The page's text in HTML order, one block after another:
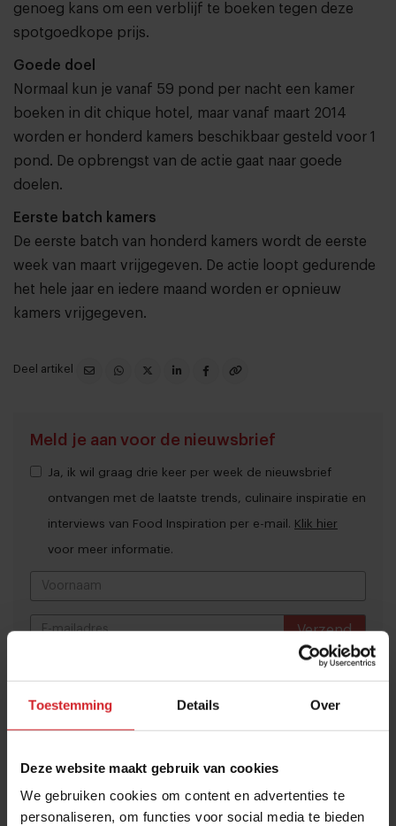
Toestemming Details Over
Deze website maakt gebruik van cookies
We gebruiken cookies om content en advertenties te
personaliseren, om functies voor social media te bieden
genoeg kans om een verblijf te boeken tegen deze
spotgoedkope prijs.
Goede doel
Normaal kun je vanaf 59 pond per nacht een kamer
boeken in dit chique hotel, maar vanaf maart 2014
worden er honderd kamers beschikbaar gesteld voor 1
pond. De opbrengst van de actie gaat naar goede
doelen.
Eerste batch kamers
De eerste batch van honderd kamers wordt de eerste
week van maart vrijgegeven. De actie loopt gedurende
het hele jaar en iedere maand worden er opnieuw
kamers vrijgegeven.
Deel artikel
Meld je aan voor de nieuwsbrief
Ja, ik wil graag drie keer per week de nieuwsbrief
ontvangen met de laatste trends, culinaire inspiratie en
interviews van Food Inspiration per e-mail. Klik hier
voor meer informatie.
Verzend
Van oploskoffie tot koffiechampagne